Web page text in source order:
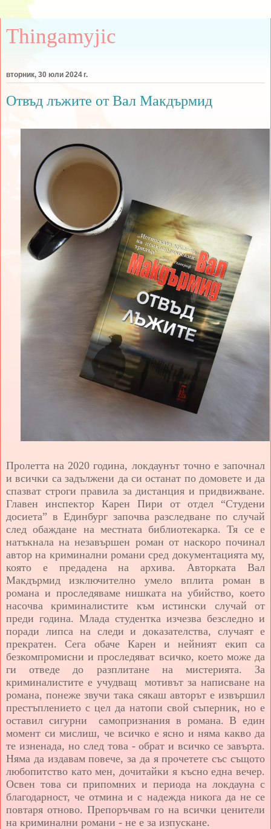
Thingamyjic
вторник, 30 юли 2024 г.
Отвъд лъжите от Вал Макдърмид
Пролетта на 2020 година, локдаунът точно е започнал
и всички са задължени да си останат по домовете и да
спазват строги правила за дистанция и придвижване.
Главен инспектор Карен Пири от отдел “Студени
досиета” в Единбург започва разследване по случай
след обаждане на местната библиотекарка. Тя се е
натъкнала на незавършен роман от наскоро починал
автор на криминални романи сред документацията му,
която е предадена на архива. Авторката Вал
Макдърмид изключително умело вплита роман в
романа и проследяваме нишката на убийство, което
насочва криминалистите към истински случай от
преди година. Млада студентка изчезва безследно и
поради липса на следи и доказателства, случаят е
прекратен. Сега обаче Карен и нейният екип са
безкомпромисни и проследяват всичко, което може да
ги отведе до разплитане на мистерията. За
криминалистите е учудващ мотивът за написване на
романа, понеже звучи така сякаш авторът е извършил
престъплението с цел да натопи свой съперник, но е
оставил сигурни самопризнания в романа. В един
момент си мислиш, че всичко е ясно и няма какво да
те изненада, но след това - обрат и всичко се завърта.
Няма да издавам повече, за да я прочетете със същото
любопитство като мен, дочитайки я късно една вечер.
Освен това си припомних и периода на локдауна с
благодарност, че отмина и с надежда никога да не се
повтаря отново. Препоръчвам го на всички ценители
на криминални романи - не е за изпускане.